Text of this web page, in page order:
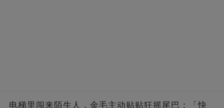
电梯里闯来陌生人，金毛主动贴贴狂摇尾巴：「快